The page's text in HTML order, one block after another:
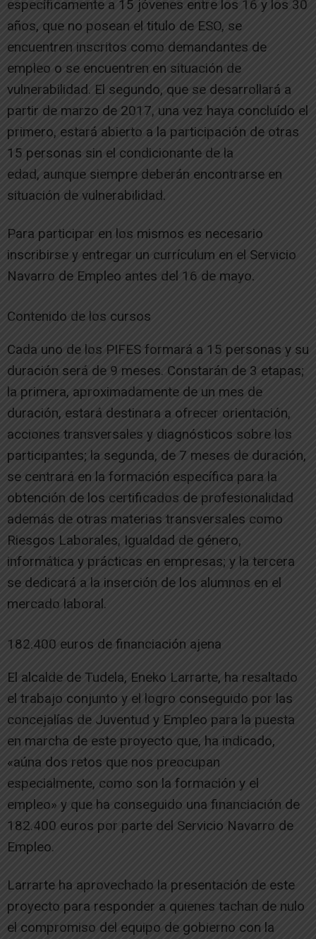
específicamente a 15 jóvenes entre los 16 y los 30
años, que no posean el titulo de ESO, se
encuentren inscritos como demandantes de
empleo o se encuentren en situación de
vulnerabilidad. El segundo, que se desarrollará a
partir de marzo de 2017, una vez haya concluído el
primero, estará abierto a la participación de otras
15 personas sin el condicionante de la
edad, aunque siempre deberán encontrarse en
situación de vulnerabilidad.
Para participar en los mismos es necesario
inscribirse y entregar un currículum en el Servicio
Navarro de Empleo antes del 16 de mayo.
Contenido de los cursos
Cada uno de los PIFES formará a 15 personas y su
duración será de 9 meses. Constarán de 3 etapas;
la primera, aproximadamente de un mes de
duración, estará destinara a ofrecer orientación,
acciones transversales y diagnósticos sobre los
participantes; la segunda, de 7 meses de duración,
se centrará en la formación específica para la
obtención de los certificados de profesionalidad
además de otras materias transversales como
Riesgos Laborales, Igualdad de género,
informática y prácticas en empresas; y la tercera
se dedicará a la inserción de los alumnos en el
mercado laboral.
182.400 euros de financiación ajena
El alcalde de Tudela, Eneko Larrarte, ha resaltado
el trabajo conjunto y el logro conseguido por las
concejalías de Juventud y Empleo para la puesta
en marcha de este proyecto que, ha indicado,
«aúna dos retos que nos preocupan
especialmente, como son la formación y el
empleo» y que ha conseguido una financiación de
182.400 euros por parte del Servicio Navarro de
Empleo.
Larrarte ha aprovechado la presentación de este
proyecto para responder a quienes tachan de nulo
el compromiso del equipo de gobierno con la